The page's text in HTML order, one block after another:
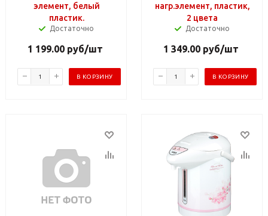
элемент, белый
пластик.
Достаточно
1 199.00 руб/шт
В КОРЗИНУ
нагр.элемент, пластик,
2 цвета
Достаточно
1 349.00 руб/шт
В КОРЗИНУ